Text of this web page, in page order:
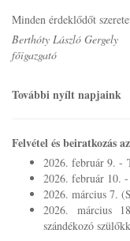
Minden érdeklődőt
Berthóty László Gergely
főigazgató
További nyílt napjaink
Felvétel és beiratkozás
2026. február 9. -
2026. február 10.
2026. március 7.
2026. március
szándékozó